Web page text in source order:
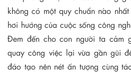
không có một quy chuẩn nào
hơi hướng của cuộc sống công
Đem đến cho con người ta cảm
quay công việc lại vừa gần gũi
đáo tạo nên nét ấn tượng cùng